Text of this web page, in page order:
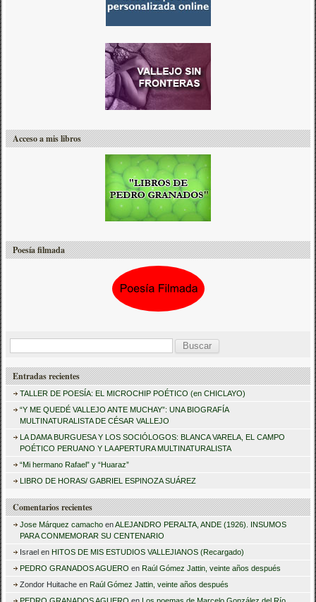
Acceso a mis libros
Poesía filmada
s
r
Entradas recientes
TALLER DE POESÍA: EL MICROCHIP POÉTICO (en CHICLAYO)
“Y ME QUEDÉ VALLEJO ANTE MUCHAY”: UNA BIOGRAFÍA
MULTINATURALISTA DE CÉSAR VALLEJO
LA DAMA BURGUESA Y LOS SOCIÓLOGOS: BLANCA VARELA, EL CAMPO
POÉTICO PERUANO Y LA APERTURA MULTINATURALISTA
“Mi hermano Rafael” y “Huaraz”
LIBRO DE HORAS/ GABRIEL ESPINOZA SUÁREZ
Comentarios recientes
Jose Márquez camacho enALEJANDRO PERALTA, ANDE (1926). INSUMOS
PARA CONMEMORAR SU CENTENARIO
Israel en HITOS DE MIS ESTUDIOS VALLEJIANOS (Recargado)
PEDRO GRANADOS AGUERO en Raúl Gómez Jattin, veinte años después
Zondor Huitache en Raúl Gómez Jattin, veinte años después